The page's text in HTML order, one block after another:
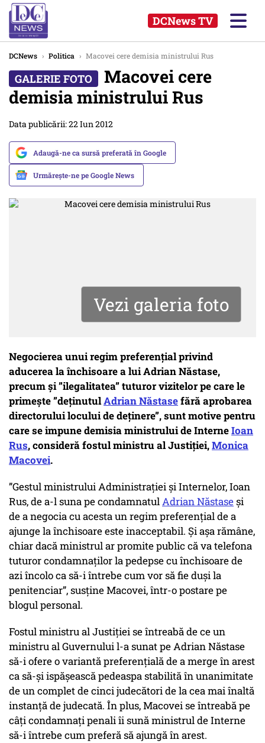
DCNews TV
DCNews › Politica › Macovei cere demisia ministrului Rus
Macovei cere
demisia ministrului Rus
Data publicării: 22 Iun 2012
Adaugă-ne ca sursă preferată în Google
Urmărește-ne pe Google News
Vezi galeria foto
Negocierea unui regim preferențial privind
aducerea la închisoare a lui Adrian Năstase,
precum și ”ilegalitatea” tuturor vizitelor pe care le
primește ”deținutulAdrian Năstasefără aprobarea
directorului locului de deținere”, sunt motive pentru
care se impune demisia ministrului de InterneIoan
Rus, consideră fostul ministru al Justiției,Monica
Macovei.
”Gestul ministrului Administrației și Internelor, Ioan
Rus, de a-l suna pe condamnatulAdrian Năstaseși
de a negocia cu acesta un regim preferențial de a
ajunge la închisoare este inacceptabil. Și așa rămâne,
chiar dacă ministrul ar promite public că va telefona
tuturor condamnaților la pedepse cu închisoare de
azi încolo ca să-i întrebe cum vor să fie duși la
penitenciar”, susține Macovei, într-o postare pe
blogul personal.
Fostul ministru al Justiției se întreabă de ce un
ministru al Guvernului l-a sunat pe Adrian Năstase
să-i ofere o variantă preferențială de a merge în arest
ca să-și ispășească pedeaspa stabilită în unanimitate
de un complet de cinci judecători de la cea mai înaltă
instanță de judecată. În plus, Macovei se întreabă pe
câți condamnați penali îi sună ministrul de Interne
să-i întrebe cum preferă să ajungă în arest.